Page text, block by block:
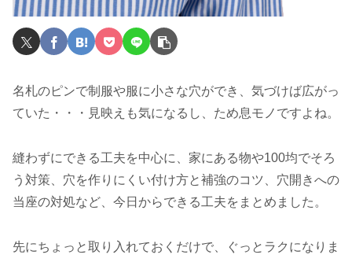
名札のピンで制服や服に小さな穴ができ、気づけば広がっ
ていた・・・見映えも気になるし、ため息モノですよね。
縫わずにできる工夫を中心に、家にある物や100均でそろ
う対策、穴を作りにくい付け方と補強のコツ、穴開きへの
当座の対処など、今日からできる工夫をまとめました。
先にちょっと取り入れておくだけで、ぐっとラクになりま